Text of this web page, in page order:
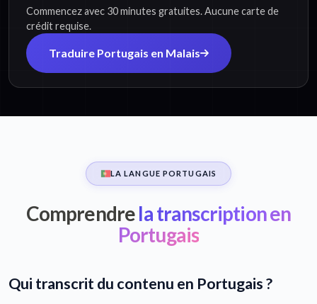
Commencez avec 30 minutes gratuites. Aucune carte de
crédit requise.
Traduire Portugais en Malais
LA LANGUE PORTUGAIS
Comprendrela transcription en
Portugais
Qui transcrit du contenu en Portugais ?